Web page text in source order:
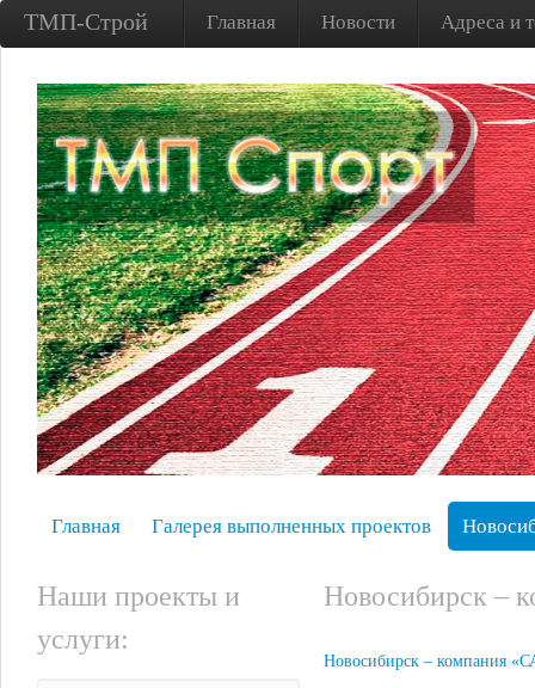
ТМП-Строй Главная Новости Адреса и
Главная Галерея выполненных проектов
Наши проекты и
услуги:
Новосибирск –
Новосибирск – компания